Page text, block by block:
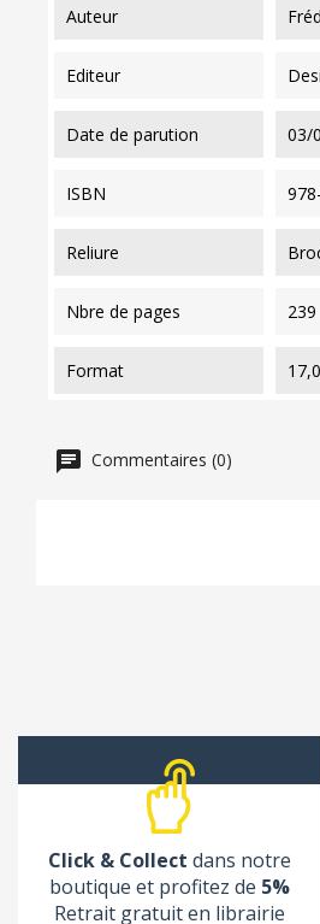
auteur
editeur
date de parution 03/
ISBN
reliure
nbre de pages 239
format
Commentaires (0)
Click & Collect dans notre
boutique et profitez de 5%
Retrait gratuit en librairie